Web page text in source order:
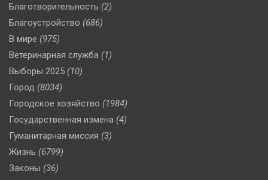
Благотворительность (2)
Благоустройство (686)
В мире (975)
Ветеринарная служба (1)
Выборы 2025 (10)
Город (8034)
Городское хозяйство (1984)
Государственная измена (4)
Гуманитарная миссия (3)
Жизнь (6799)
Законы (36)